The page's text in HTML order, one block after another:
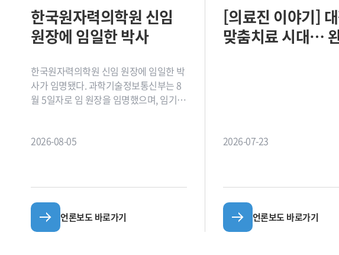
한국원자력의학원 신임
원장에 임일한 박사
한국원자력의학원 신임 원장에 임일한 박
사가 임명됐다. 과학기술정보통신부는 8
월 5일자로 임 원장을 임명했으며, 임기는
석사·박
2026-08-05
언론보도 바로가기
[의료진 이야기]
맞춤치료 시대…
2026-07-23
언론보도 바로가기